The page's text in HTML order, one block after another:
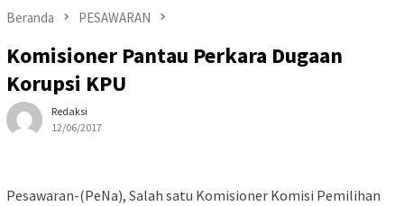
Beranda PESAWARAN
Komisioner Pantau Perkara Dugaan
Korupsi KPU
Redaksi
12/06/2017
Pesawaran-(PeNa), Salah satu Komisioner Komisi Pemilihan